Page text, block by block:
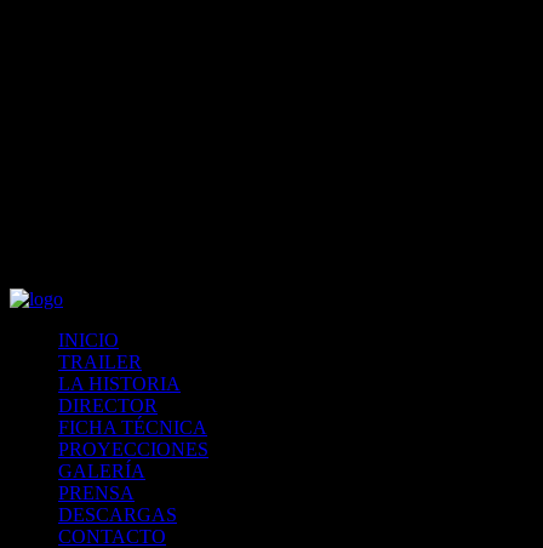
INICIO
TRAILER
LA HISTORIA
DIRECTOR
FICHA TÉCNICA
PROYECCIONES
GALERÍA
PRENSA
DESCARGAS
CONTACTO